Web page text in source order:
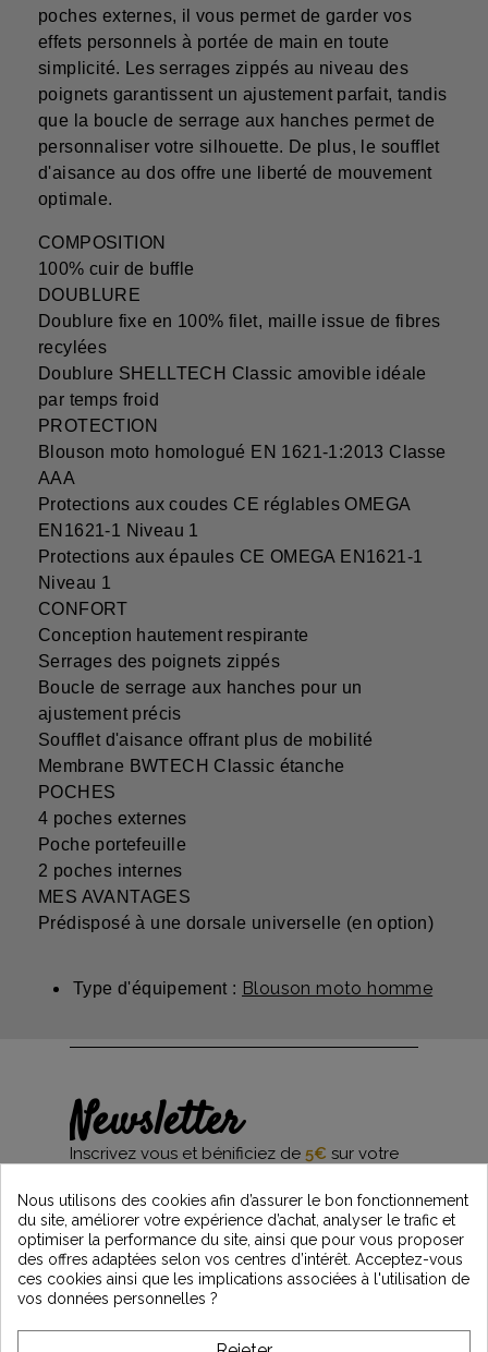
poches externes, il vous permet de garder vos
effets personnels à portée de main en toute
simplicité. Les serrages zippés au niveau des
poignets garantissent un ajustement parfait, tandis
que la boucle de serrage aux hanches permet de
personnaliser votre silhouette. De plus, le soufflet
d'aisance au dos offre une liberté de mouvement
optimale.
COMPOSITION
100% cuir de buffle
DOUBLURE
Doublure fixe en 100% filet, maille issue de fibres
recylées
Doublure SHELLTECH Classic amovible idéale
par temps froid
PROTECTION
Blouson moto homologué EN 1621-1:2013 Classe
AAA
Protections aux coudes CE réglables OMEGA
EN1621-1 Niveau 1
Protections aux épaules CE OMEGA EN1621-1
Niveau 1
CONFORT
Conception hautement respirante
Serrages des poignets zippés
Boucle de serrage aux hanches pour un
ajustement précis
Soufflet d'aisance offrant plus de mobilité
Membrane BWTECH Classic étanche
POCHES
4 poches externes
Poche portefeuille
2 poches internes
MES AVANTAGES
Prédisposé à une dorsale universelle (en option)
Type d'équipement : Blouson moto homme
Newsletter
Inscrivez vous et bénificiez de 5€ sur votre
et restez informés des dernières nouveautés
Vintage Motors
*Dès 99€ d'achat. En vous abonnant à notre newsletter, vous reconnaissez avoir pris
l'acceptez.
Nous utilisons des cookies afin d’assurer le bon fonctionnement
du site, améliorer votre expérience d’achat, analyser le trafic et
optimiser la performance du site, ainsi que pour vous proposer
des offres adaptées selon vos centres d’intérêt. Acceptez-vous
ces cookies ainsi que les implications associées à l'utilisation de
vos données personnelles ?